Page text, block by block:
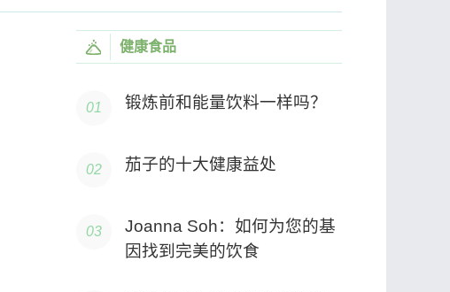
健康食品
锻炼前和能量饮料一样吗？
茄子的十大健康益处
Joanna Soh：如何为您的基
因找到完美的饮食